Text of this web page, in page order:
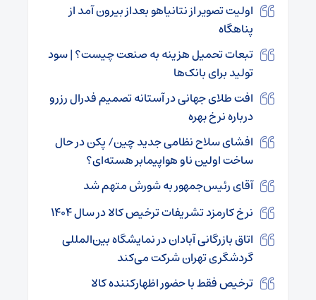
اولیت تصویر از نتانیاهو بعداز بیرون آمد از
پناهگاه
تبعات تحمیل هزینه به صنعت چیست؟ | سود
تولید برای بانک‌ها
افت طلای جهانی در آستانه تصمیم فدرال رزرو
درباره نرخ بهره
افشای سلاح نظامی جدید چین/ پکن در حال
ساخت اولین ناو هواپیمابر هسته‌ای؟
آقای رئیس‌جمهور به شورش متهم شد
نرخ کارمزد تشریفات ترخیص کالا در سال ۱۴۰۴
اتاق بازرگانی آبادان در نمایشگاه بین‌المللی
گردشگری تهران شرکت می‌کند
ترخیص فقط با حضور اظهارکننده کالا